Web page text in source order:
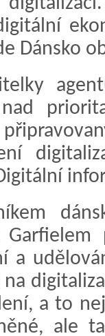
Dánsko
nad
a
a to
ale